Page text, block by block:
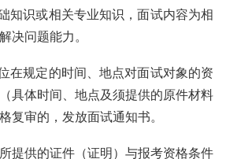
知识或相关专业知识，面试内容为相
决问题能力。
在规定的时间、地点对面试对象的资
具体时间、地点及须提供的原件材料
复审的，发放面试通知书。
提供的证件（证明）与报考资格条件